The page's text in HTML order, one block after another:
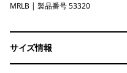
Marlow Brown
MRLB | 製品番号 53320
サイズ情報